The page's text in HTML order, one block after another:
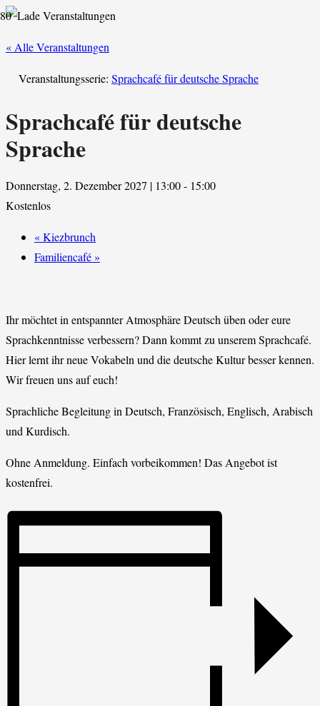
« Alle Veranstaltungen
Veranstaltungsserie: Sprachcafé für deutsche Sprache
Sprachcafé für deutsche
Sprache
Donnerstag, 2. Dezember 2027 | 13:00- 15:00
Kostenlos
«Kiezbrunch
Familiencafé»
Ihr möchtet in entspannter Atmosphäre Deutsch üben oder eure
Sprachkenntnisse verbessern? Dann kommt zu unserem Sprachcafé.
Hier lernt ihr neue Vokabeln und die deutsche Kultur besser kennen.
Wir freuen uns auf euch!
Sprachliche Begleitung in Deutsch, Französisch, Englisch, Arabisch
und Kurdisch.
Ohne Anmeldung. Einfach vorbeikommen! Das Angebot ist
kostenfrei.